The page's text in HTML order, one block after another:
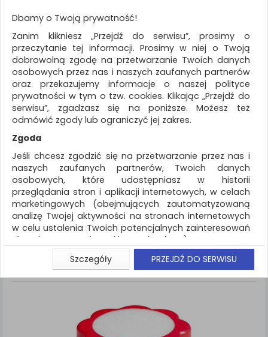
KATEGORIE
WSZYSTKIE KATEGORIE
FILTRY
Więcej
REKLAMA
AKTUALNOŚCI
Drobne akcesoria biurowe Maczałka
ZNALEZIONYCH PRODUKTÓW: 3 Porównaj (0 )
Sortuj po Standardowe
Siatka Lista
Dbamy o Twoją prywatność!
Zanim klikniesz „Przejdź do serwisu”, prosimy o
przeczytanie tej informacji. Prosimy w niej o Twoją
dobrowolną zgodę na przetwarzanie Twoich danych
osobowych przez nas i naszych zaufanych partnerów
oraz przekazujemy informacje o naszej polityce
prywatności w tym o tzw. cookies. Klikając „Przejdź do
serwisu”, zgadzasz się na poniższe. Możesz też
odmówić zgody lub ograniczyć jej zakres.
Zgoda
Jeśli chcesz zgodzić się na przetwarzanie przez nas i
naszych zaufanych partnerów, Twoich danych
osobowych, które udostępniasz w historii
przeglądania stron i aplikacji internetowych, w celach
marketingowych (obejmujących zautomatyzowaną
analizę Twojej aktywności na stronach internetowych
w celu ustalenia Twoich potencjalnych zainteresowań
dla dostosowania reklamy i oferty), w tym na
umieszczanie tzw. cookies na Twoich urządzeniach i
ich odczytywanie, kliknij przycisk „Przejdź do serwisu”.
Jeśli nie chcesz wyrazić zgody lub ograniczyć jej
informacje o tym jak to zrobić . Te same informacje
znajdziesz także na podstronie z naszą polityką
prywatności obowiązującą od 25 maja 2018.
Szczegóły PRZEJDŹ DO SERWISU